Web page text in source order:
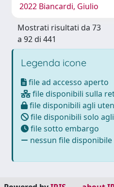
2022 Biancardi, Giulio
Mostrati risultati da 73
a 92 di 441
Legenda icone
file ad accesso aperto
file disponibili sulla
file disponibili agli
file disponibili solo
file sotto embargo
nessun file disponibile